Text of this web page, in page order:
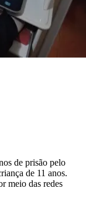
de prisão pelo
de 11 anos.
meio das redes